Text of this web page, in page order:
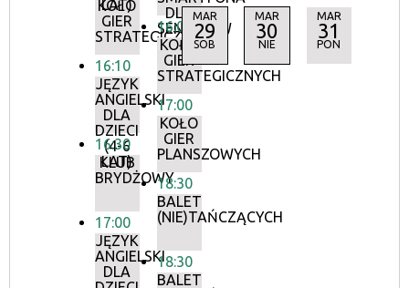
LAT)
KOŁO
GIER
STRATEGICZNYCH
16:10
JĘZYK
ANGIELSKI
DLA
DZIECI
(4-6
LAT)
16:30
KLUB
BRYDŻOWY
17:00
JĘZYK
ANGIELSKI
DLA
DLA
SENIORÓW
16:00
KOŁO
GIER
STRATEGICZNYCH
17:00
KOŁO
GIER
PLANSZOWYCH
18:30
BALET
(NIE)TAŃCZĄCYCH
18:30
BALET
MAR
29
SOB
MAR
30
NIE
MAR
31
PON